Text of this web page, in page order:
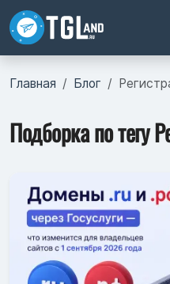
Главная Блог
Подборка по тегу